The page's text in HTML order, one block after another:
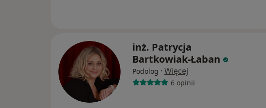
inż. Patrycja
Bartkowiak-Łaban
Podolog · Więcej
6 opinii